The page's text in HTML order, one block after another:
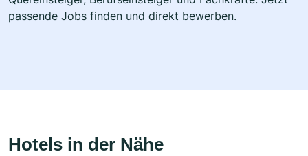
passende Jobs finden und direkt bewerben.
Hotels in der Nähe